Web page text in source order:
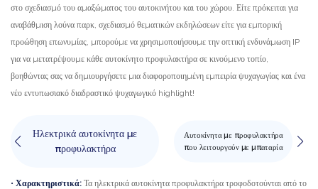
στο σχεδιασμό του αμαξώματος του αυτοκινήτου και του χώρου. Είτε πρόκειται για
αναβάθμιση λούνα παρκ, σχεδιασμό θεματικών εκδηλώσεων είτε για εμπορική
προώθηση επωνυμίας, μπορούμε να χρησιμοποιήσουμε την οπτική ενδυνάμωση IP
για να μετατρέψουμε κάθε αυτοκίνητο προφυλακτήρα σε κινούμενο τοπίο,
βοηθώντας σας να δημιουργήσετε μια διαφοροποιημένη εμπειρία ψυχαγωγίας και ένα
νέο εντυπωσιακό διαδραστικό ψυχαγωγικό highlight!
Ηλεκτρικά αυτοκίνητα με
προφυλακτήρα
Αυτοκίνητα με προφυλακτήρα
που λειτουργούν με μπαταρία
• Χαρακτηριστικά: Τα ηλεκτρικά αυτοκίνητα προφυλακτήρα τροφοδοτούνται από το